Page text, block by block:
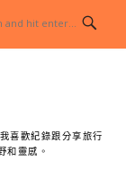
喜歡紀錄跟分享旅行
和靈感。